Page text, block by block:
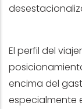
El perfil del
encima del
especialmente